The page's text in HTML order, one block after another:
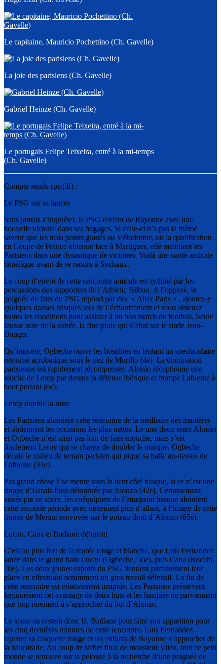
Le capitaine, Mauricio Pochettino (Ch. Gavelle)
La joie des parisiens (Ch. Gavelle)
Gabriel Heinze (Ch. Gavelle)
Le portugais Felipe Teixeira, entré à la mi-temps
(Ch. Gavelle)
Compte-rendu (psg.fr) :
Le PSG sur sa lancée
Sans jamais s’inquiéter, le PSG revient de Bayonne avec une
nouvelle victoire dans ses bagages. Si celle-ci n’a pas la même
saveur que les trois points glanés au Vélodrome, ou la qualification
en Coupe de France obtenue face à Martigues, elle maintient les
Parisiens dans une dynamique de victoires. Voilà une sortie amicale
bénéfique avant de se rendre à Sochaux.
Le coup d’envoi de cette rencontre amicale est rythmé par les
percussions des supporters de l’Athletic Bilbao. A l’opposé, la
poignée de fans du PSG répond par des » Allez Paris « , ajoutez-y
quelques danses basques lors de l’échauffement et vous obtenez
toutes les conditions pour assister à un bon match de football. Seule
fausse note de la soirée, la fine pluie qui s’abat sur le stade Jean-
Dauger.
Qu’importe, Ogbeche ouvre les hostilités en tentant un spectaculaire
retourné acrobatique sous le nez de Murillo (4e). La domination
parisienne est rapidement récompensée. Aloisio réceptionne une
louche de Leroy par dessus la défense ibérique et trompe Lafuente à
bout portant (6e).
Leroy double la mise
Les Parisiens abordent cette rencontre de la meilleure des manières
et obtiennent les occasions les plus nettes. Le une-deux entre Aloisio
et Ogbeche n’est ainsi pas loin de faire mouche, mais s’est
finalement Leroy qui se charge de doubler la marque. Ogbeche
décale le milieu de terrain parisien qui pique sa balle au-dessus de
Lafuente (31e).
Pas grand chose à se mettre sous la dent côté basque, si ce n’est une
frappe d’Urzaiz bien détournée par Alonzo (42e). Certainement
vexés par ce score, les coéquipiers de l’attaquant basque abordent
cette seconde période avec nettement plus d’allant, à l’image de cette
frappe de Merino renvoyée par le poteau droit d’Alonzo (65e).
Lucau, Cana et Badiane débutent
C’est au plus fort de la marée rouge et blanche, que Luis Fernandez
lance dans le grand bain Lucau (Ogbeche, 56e), puis Cana (Rocchi,
70e). Les deux jeunes espoirs du PSG tiennent parfaitement leur
place en effectuant notamment un gros travail défensif. La fin de
cette rencontre est relativement insipide. Les Parisiens préservent
logiquement cet avantage de deux buts et les basques ne parviennent
que trop rarement à s’approcher du but d’Alonzo.
Le score en restera donc là. Badiane peut faire son apparition pour
les cinq dernières minutes de cette rencontre, Luis Fernandez
rajuster sa casquette rouge et les enfants de Bayonne s’approcher de
la balustrade. Au coup de sifflet final de monsieur Viléo, tout ce petit
monde se retrouve sur la pelouse à la recherche d’une poignée de